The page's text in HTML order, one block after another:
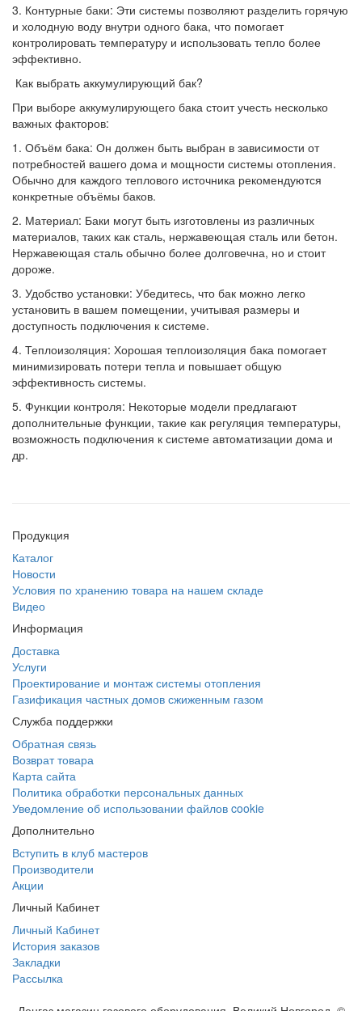
3. Контурные баки: Эти системы позволяют разделить горячую
и холодную воду внутри одного бака, что помогает
контролировать температуру и использовать тепло более
эффективно.
Как выбрать аккумулирующий бак?
При выборе аккумулирующего бака стоит учесть несколько
важных факторов:
1. Объём бака: Он должен быть выбран в зависимости от
потребностей вашего дома и мощности системы отопления.
Обычно для каждого теплового источника рекомендуются
конкретные объёмы баков.
2. Материал: Баки могут быть изготовлены из различных
материалов, таких как сталь, нержавеющая сталь или бетон.
Нержавеющая сталь обычно более долговечна, но и стоит
дороже.
3. Удобство установки: Убедитесь, что бак можно легко
установить в вашем помещении, учитывая размеры и
доступность подключения к системе.
4. Теплоизоляция: Хорошая теплоизоляция бака помогает
минимизировать потери тепла и повышает общую
эффективность системы.
5. Функции контроля: Некоторые модели предлагают
дополнительные функции, такие как регуляция температуры,
возможность подключения к системе автоматизации дома и
др.
Продукция
Каталог
Новости
Условия по хранению товара на нашем складе
Видео
Информация
Доставка
Услуги
Проектирование и монтаж системы отопления
Газификация частных домов сжиженным газом
Служба поддержки
Обратная связь
Возврат товара
Карта сайта
Политика обработки персональных данных
Уведомление об использовании файлов cookie
Дополнительно
Вступить в клуб мастеров
Производители
Акции
Личный Кабинет
Личный Кабинет
История заказов
Закладки
Рассылка